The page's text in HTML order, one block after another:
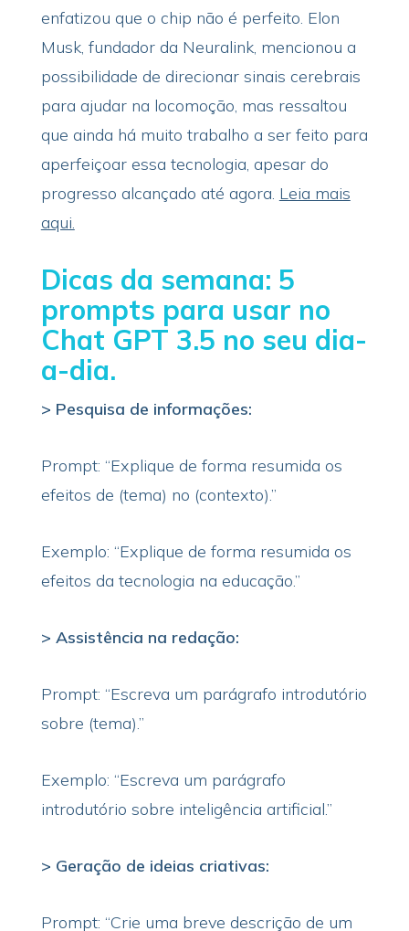
enfatizou que o chip não é perfeito. Elon
Musk, fundador da Neuralink, mencionou a
possibilidade de direcionar sinais cerebrais
para ajudar na locomoção, mas ressaltou
que ainda há muito trabalho a ser feito para
aperfeiçoar essa tecnologia, apesar do
progresso alcançado até agora. Leia mais
aqui.
Dicas da semana: 5
prompts para usar no
Chat GPT 3.5 no seu dia-
a-dia.
> Pesquisa de informações:
Prompt: “Explique de forma resumida os
efeitos de (tema) no (contexto).”
Exemplo: “Explique de forma resumida os
efeitos da tecnologia na educação.”
> Assistência na redação:
Prompt: “Escreva um parágrafo introdutório
sobre (tema).”
Exemplo: “Escreva um parágrafo
introdutório sobre inteligência artificial.”
> Geração de ideias criativas:
Prompt: “Crie uma breve descrição de um